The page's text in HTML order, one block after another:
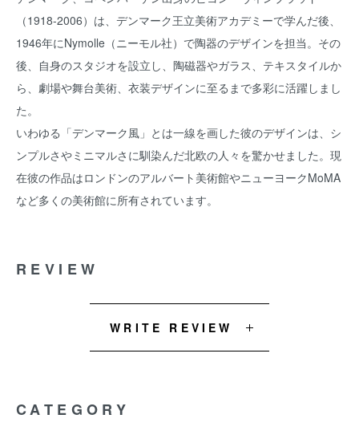
（1918-2006）は、デンマーク王立美術アカデミーで学んだ後、
1946年にNymolle（ニーモル社）で陶器のデザインを担当。その
後、自身のスタジオを設立し、陶磁器やガラス、テキスタイルか
ら、劇場や舞台美術、衣装デザインに至るまで多彩に活躍しまし
た。
いわゆる「デンマーク風」とは一線を画した彼のデザインは、シ
ンプルさやミニマルさに馴染んだ北欧の人々を驚かせました。現
在彼の作品はロンドンのアルバート美術館やニューヨークMoMA
など多くの美術館に所有されています。
REVIEW
WRITE REVIEW
CATEGORY